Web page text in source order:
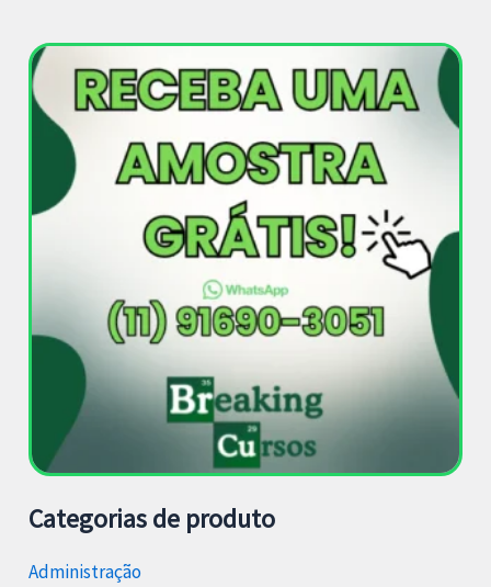
Categorias de produto
Administração